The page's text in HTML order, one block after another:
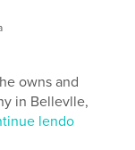
owns and
in Bellevlle,
lendo